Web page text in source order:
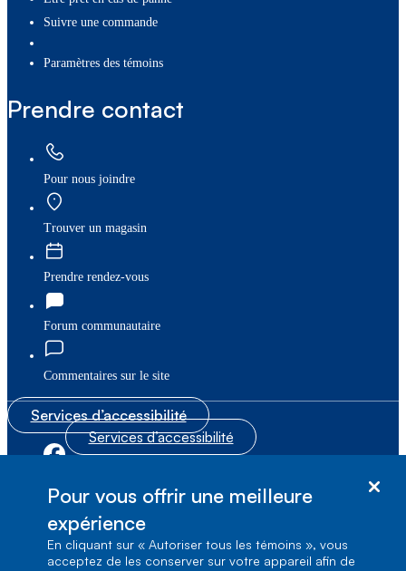
Suivre une commande
paramètres des témoins
Prendre contact
Pour nous joindre
Trouver un magasin
Prendre rendez-vous
Forum communautaire
Commentaires sur le site
Services d’accessibilité
Services d’accessibilité
1, carrefour Alexander-Graham-Bell, Aile A-7,
Verdun, Québec, H3E 3B3
Pour vous offrir une meilleure
expérience
En cliquant sur « Autoriser tous les témoins », vous
acceptez de les conserver sur votre appareil afin de